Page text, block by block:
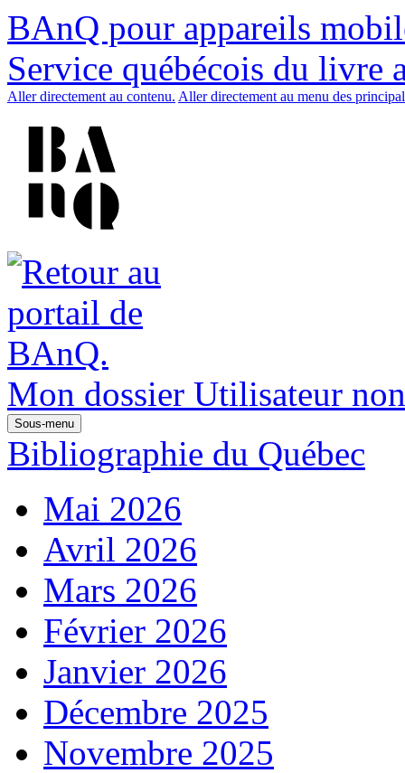
BAnQ pour appareils
Service québécois du livre
Aller directement au contenu. Aller directement au menu des
Mon dossier Utilisateur
Sous-menu
Bibliographie du Québec
Mai 2026
Avril 2026
Mars 2026
Février 2026
Janvier 2026
Décembre 2025
Novembre 2025